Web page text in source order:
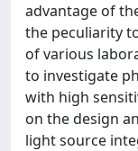
advantage of
the peculiarity
of various
to investigate
with high
on the design
light source